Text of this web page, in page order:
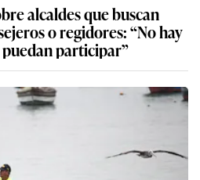
alcaldes que buscan
o regidores: “No hay
participar”